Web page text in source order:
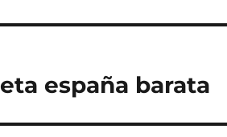
españa barata